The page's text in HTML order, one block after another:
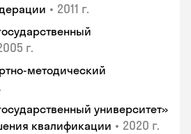
• 2011 г.
г.
методический
университет»
квалификации • 2020 г.